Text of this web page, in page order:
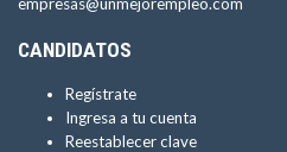
CANDIDATOS
Regístrate
Ingresa a tu cuenta
Reestablecer clave